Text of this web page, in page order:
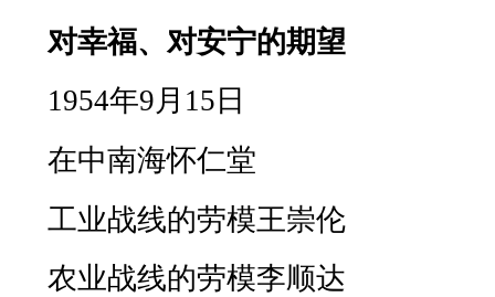
对幸福、对安宁的期望
1954年9月 15 日
在中南海怀仁堂
工业战线的劳模王崇伦
农业战线的劳模李顺达